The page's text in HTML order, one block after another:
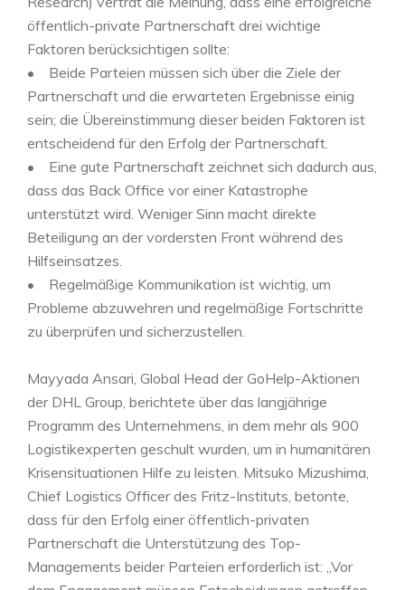
öffentlich-private Partnerschaft drei wichtige
Faktoren berücksichtigen sollte:
• Beide Parteien müssen sich über die Ziele der
Partnerschaft und die erwarteten Ergebnisse einig
sein; die Übereinstimmung dieser beiden Faktoren ist
entscheidend für den Erfolg der Partnerschaft.
• Eine gute Partnerschaft zeichnet sich dadurch aus,
dass das Back Office vor einer Katastrophe
unterstützt wird. Weniger Sinn macht direkte
Beteiligung an der vordersten Front während des
Hilfseinsatzes.
• Regelmäßige Kommunikation ist wichtig, um
Probleme abzuwehren und regelmäßige Fortschritte
zu überprüfen und sicherzustellen.
Mayyada Ansari, Global Head der GoHelp-Aktionen
der DHL Group, berichtete über das langjährige
Programm des Unternehmens, in dem mehr als 900
Logistikexperten geschult wurden, um in humanitären
Krisensituationen Hilfe zu leisten. Mitsuko Mizushima,
Chief Logistics Officer des Fritz-Instituts, betonte,
dass für den Erfolg einer öffentlich-privaten
Partnerschaft die Unterstützung des Top-
Managements beider Parteien erforderlich ist: „Vor